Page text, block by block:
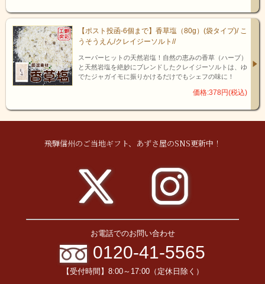
納豆を食べて育った納豆喰豚は臭みがなく、ふわふわと柔らかで
甘みのある脂身を持った肉質になる上、食の安心・安全にも繋が
ります。
【ポスト投函-6個まで】香草塩（80g）(袋タイプ)/ こ
うそうえん/クレイジーソルト//
スーパーヒットの天然岩塩！自然の恵みの香草（ハーブ）
と天然岩塩を絶妙にブレンドしたクレイジーソルトは、ゆ
でたジャガイモに振りかけるだけでもシェフの味に！
価格:378円(税込)
飛騨信州のご当地ギフト、あずさ屋のSNS更新中！
お電話でのお問い合わせ
0120-41-5565
【受付時間】8:00～17:00（定休日除く）